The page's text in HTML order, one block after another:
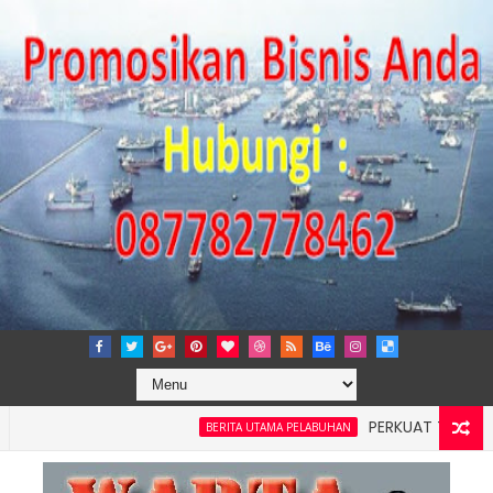
BERITA UTAMA PELABUHAN
PERKUAT TATA KELOLA
4: Pelindo Jasa Maritim Dengar Keluhan dan